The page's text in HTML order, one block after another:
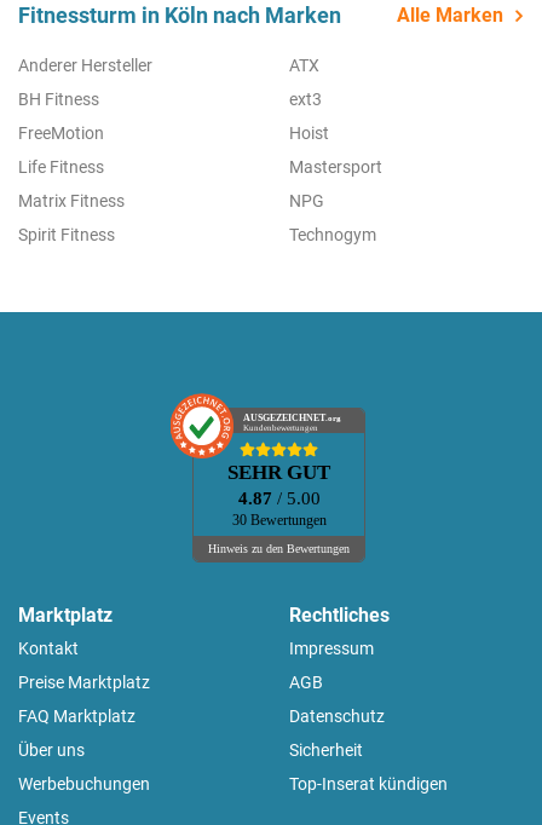
Fitnessturm in Köln nach Marken Alle Marken
Anderer Hersteller
ATX
BH Fitness
ext3
FreeMotion
Hoist
Life Fitness
Mastersport
Matrix Fitness
NPG
Spirit Fitness
Technogym
AUSGEZEICHNET.org
Kundenbewertungen
SEHR GUT
4.87 / 5.00
30 Bewertungen
Hinweis zu den Bewertungen
Marktplatz
Kontakt
Preise Marktplatz
FAQ Marktplatz
Über uns
Werbebuchungen
Events
Rechtliches
Impressum
AGB
Datenschutz
Sicherheit
Top-Inserat kündigen